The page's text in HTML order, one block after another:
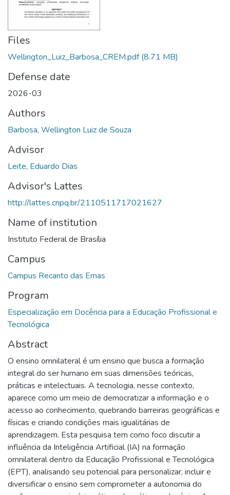
Files
Wellington_Luiz_Barbosa_CREM.pdf(8.71 MB)
Defense date
2026-03
Authors
Barbosa, Wellington Luiz de Souza
Advisor
Leite, Eduardo Dias
Advisor's Lattes
http://lattes.cnpq.br/2110511717021627
Name of institution
Instituto Federal de Brasília
Campus
Campus Recanto das Emas
Program
Especialização em Docência para a Educação Profissional e
Tecnológica
Abstract
O ensino omnilateral é um ensino que busca a formação
integral do ser humano em suas dimensões teóricas,
práticas e intelectuais. A tecnologia, nesse contexto,
aparece como um meio de democratizar a informação e o
acesso ao conhecimento, quebrando barreiras geográficas e
físicas e criando condições mais igualitárias de
aprendizagem. Esta pesquisa tem como foco discutir a
influência da Inteligência Artificial (IA) na formação
omnilateral dentro da Educação Profissional e Tecnológica
(EPT), analisando seu potencial para personalizar, incluir e
diversificar o ensino sem comprometer a autonomia do